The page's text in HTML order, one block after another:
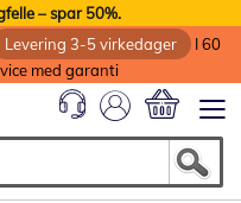
– spar 50%.
Levering 3-5 virkedager
I 60
med garanti